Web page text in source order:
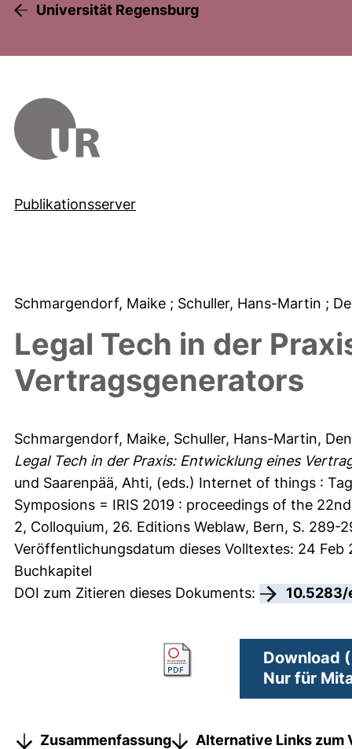
Universität Regensburg
Publikationsserver
Schmargendorf, Maike ; Schuller, Hans-Martin ;
Legal Tech in der
Vertragsgenerators
Schmargendorf, Maike, Schuller, Hans-Martin,
Legal Tech in der Praxis: Entwicklung eines
und Saarenpää, Ahti, (eds.) Internet of things :
Symposions = IRIS 2019 : proceedings of the
2, Colloquium, 26. Editions Weblaw, Bern, S.
Veröffentlichungsdatum dieses Volltextes: 24 Feb
Buchkapitel
DOI zum Zitieren dieses Dokuments:
Download
Nur für
Zusammenfassung
Alternative Links zum